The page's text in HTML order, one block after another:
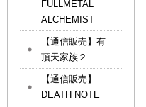
FULLMETAL
ALCHEMIST
【通信販売】有
頂天家族２
【通信販売】
DEATH NOTE